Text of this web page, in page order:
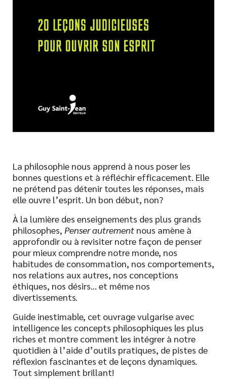
AUTEURS
La philosophie nous apprend à nous poser les
bonnes questions et à réfléchir efficacement. Elle
ne prétend pas détenir toutes les réponses, mais
elle ouvre l’esprit. Un bon début, non?
À la lumière des enseignements des plus grands
philosophes, Penser autrement nous amène à
approfondir ou à revisiter notre façon de penser
pour mieux comprendre notre monde, nos
habitudes de consommation, nos comportements,
nos relations aux autres, nos conceptions
éthiques, nos désirs… et même nos
divertissements.
Guide inestimable, cet ouvrage vulgarise avec
intelligence les concepts philosophiques les plus
riches et montre comment les intégrer à notre
quotidien à l’aide d’outils pratiques, de pistes de
réflexion fascinantes et de leçons dynamiques.
Tout simplement brillant!